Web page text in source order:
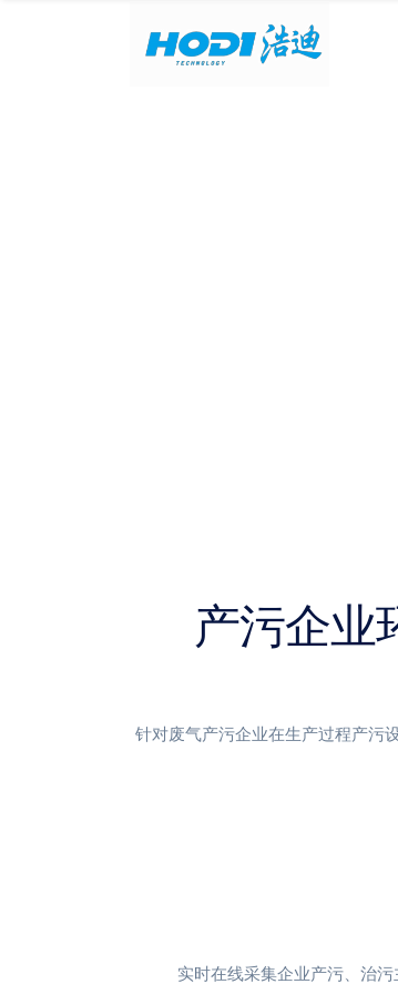
产污企业
针对废气产污企业在生产过程产污
实时在线采集企业产污、治